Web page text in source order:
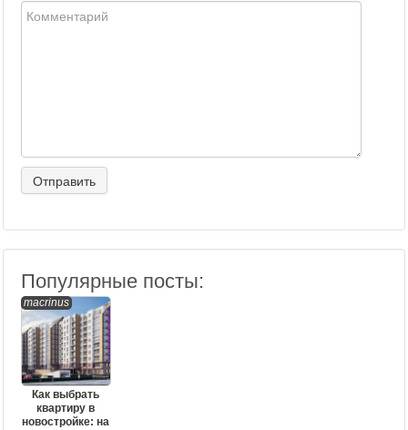
Популярные посты:
macrinus
Как выбрать
квартиру в
новостройке: на